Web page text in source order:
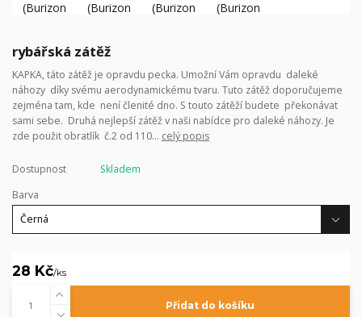
rybářská zátěž
KAPKA, táto zátěž je opravdu pecka. Umožní Vám opravdu daleké
náhozy díky svému aerodynamickému tvaru. Tuto zátěž doporučujeme
zejména tam, kde není členité dno. S touto zátěží budete překonávat
sami sebe. Druhá nejlepší zátěž v naši nabídce pro daleké náhozy. Je
zde použit obratlík č.2 od 110... celý popis
Dostupnost
Skladem
Barva
28 Kč/ks
Přidat do košíku